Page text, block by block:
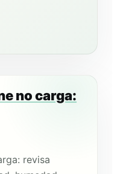
no carga:
revisa